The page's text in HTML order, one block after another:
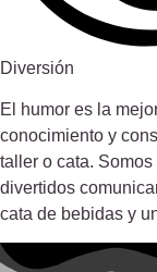
Diversión
El humor es la
conocimiento y
taller o cata.
divertidos
cata de bebidas y